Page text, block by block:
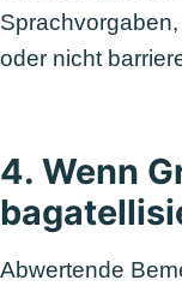
oder nicht
4. Wenn
Abwertende